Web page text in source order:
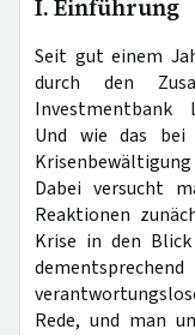
I. Einführung
Seit gut einem
durch den
Investmentbank
Und wie das
Dabei versucht
Reaktionen
Krise in den
Rede, und man